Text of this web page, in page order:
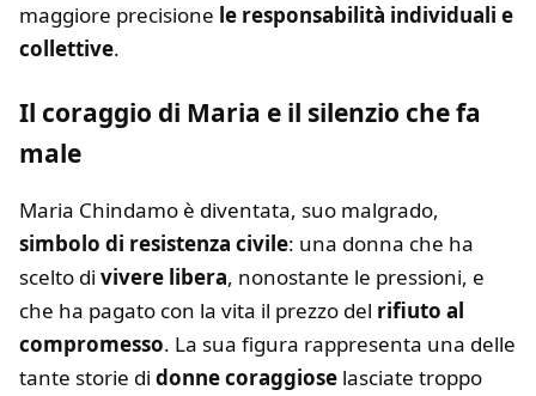
maggiore precisione le responsabilità individuali e
collettive.
Il coraggio di Maria e il silenzio che fa
male
Maria Chindamo è diventata, suo malgrado,
simbolo di resistenza civile: una donna che ha
scelto di vivere libera, nonostante le pressioni, e
che ha pagato con la vita il prezzo del rifiuto al
compromesso. La sua figura rappresenta una delle
tante storie di donne coraggiose lasciate troppo